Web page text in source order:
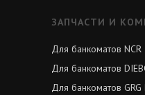
ЗАПЧАСТИ И
Для банкоматов NCR
Для банкоматов
Для банкоматов GRG